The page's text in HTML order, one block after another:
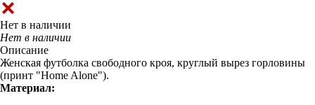
Нет в наличии
Нет в наличии
Описание
Женская футболка свободного кроя, круглый вырез горловины
(принт "Home Alone").
Материал: